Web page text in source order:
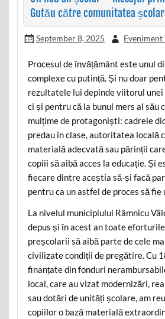
Gutău către comunitatea
September 8, 2025 Eveniment
Procesul de învățământ este unul
complexe cu putință. Și nu doar
rezultatele lui depinde viitorul
ci și pentru că la bunul mers al său
mulțime de protagoniști: cadrele
predau în clase, autoritatea locală
materială adecvată sau părinții
copiii să aibă acces la educație. Și
fiecare dintre aceștia să-și facă
pentru ca un astfel de proces să fie
La nivelul municipiului Râmnicu
depus și în acest an toate
preșcolarii să aibă parte de cele
civilizate condiții de pregătire. Cu
finanțate din fonduri
local, care au vizat modernizări,
sau dotări de unități școlare, am
copiilor o bază materială